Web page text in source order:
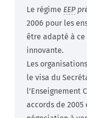
Le régime EEP
2006 pour les
être adapté à
innovante.
Les
le visa du
l’Enseignement
accords de 2005